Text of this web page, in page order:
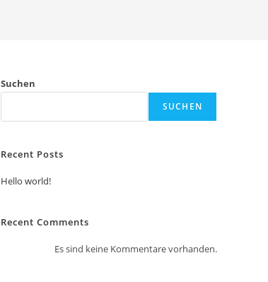
Suchen
SUCHEN
Recent Posts
Hello world!
Recent Comments
Es sind keine Kommentare vorhanden.